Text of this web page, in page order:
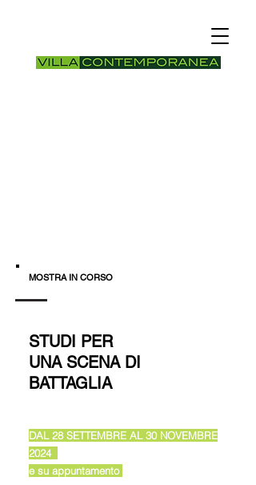
MOSTRA IN CORSO
STUDI PER
UNA SCENA DI
BATTAGLIA
DAL 28 SETTEMBRE AL 30 NOVEMBRE
2024
e su appuntamento